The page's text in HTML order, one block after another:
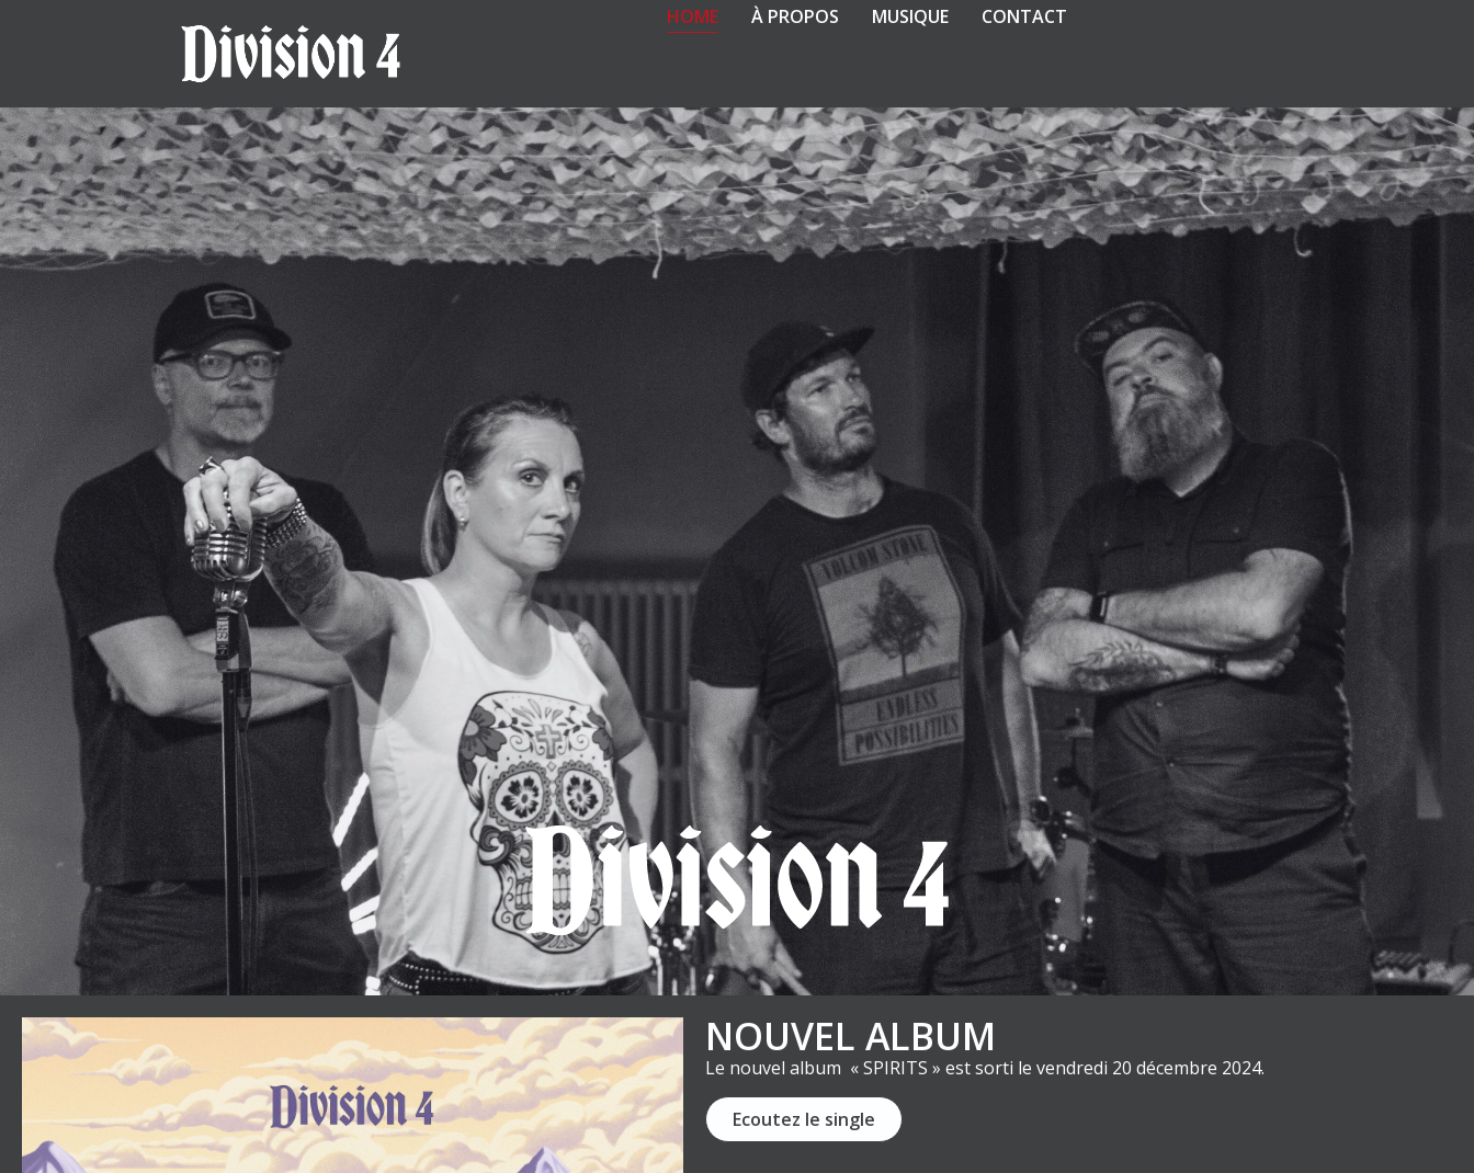
HOME À PROPOS MUSIQUE CONTACT
NOUVEL ALBUM
Le nouvel album « SPIRITS » est sorti le vendredi 20 décembre 2024.
Ecoutez le single